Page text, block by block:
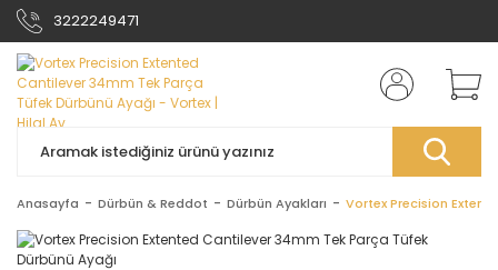
3222249471
Anasayfa Dürbün & Reddot Dürbün Ayakları Vortex Precision